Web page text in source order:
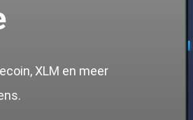
XLM en meer